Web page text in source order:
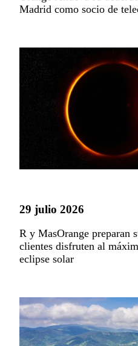
Madrid como socio de
29 julio 2026
R y MasOrange preparan
clientes disfruten al
eclipse solar